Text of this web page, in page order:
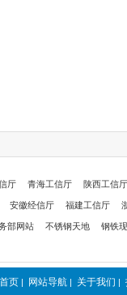
厅 青海工信厅 陕西工信厅
安徽经信厅 福建工信厅
部网站 不锈钢天地 钢铁
首页 | 网站导航 | 关于我们 |